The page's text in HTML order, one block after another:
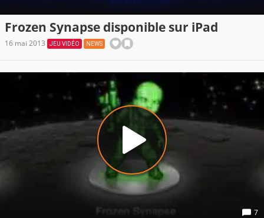
Frozen Synapse disponible sur iPad
16 mai 2013 JEU VIDÉO NEWS
7